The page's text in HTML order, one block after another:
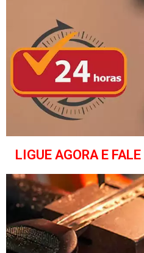
LIGUE AGORA E